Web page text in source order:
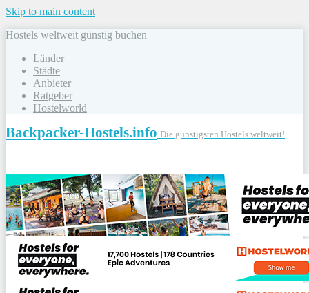
Skip to main content
Hostels weltweit günstig buchen
Länder
Städte
Anbieter
Ratgeber
Hostelworld
Backpacker-Hostels.info Die günstigsten Hostels weltweit!